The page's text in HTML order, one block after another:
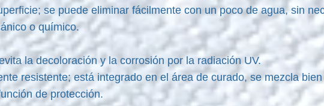
se puede eliminar fácilmente con un poco de agua, sin
o químico.
la decoloración y la corrosión por la radiación UV.
resistente; está integrado en el área de curado, se mezcla
de protección.